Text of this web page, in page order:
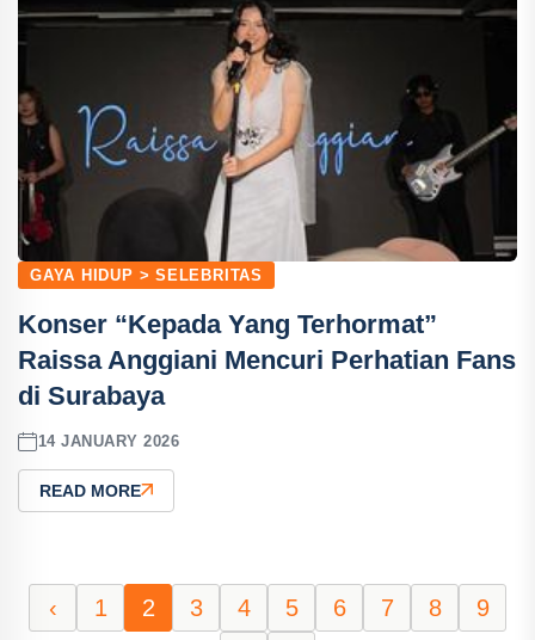
GAYA HIDUP > SELEBRITAS
Konser “Kepada Yang Terhormat”
Raissa Anggiani Mencuri Perhatian Fans
di Surabaya
14 JANUARY 2026
READ MORE
‹ 1 2 3 4 5 6 7 8
9